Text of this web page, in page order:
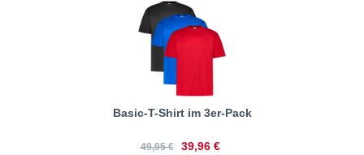
Basic-T-Shirt im 3er-Pack
49,95 € 39,96 €